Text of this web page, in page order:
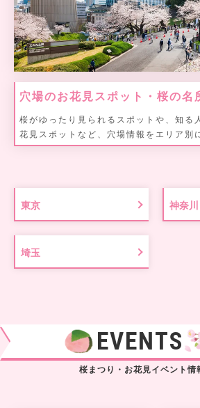
穴場のお花見スポット・桜の名
桜がゆったり見られるスポットや、知る
花見スポットなど、穴場情報をエリア別
東京 神奈川
埼玉
EVENTS
桜まつり・お花見イベント情